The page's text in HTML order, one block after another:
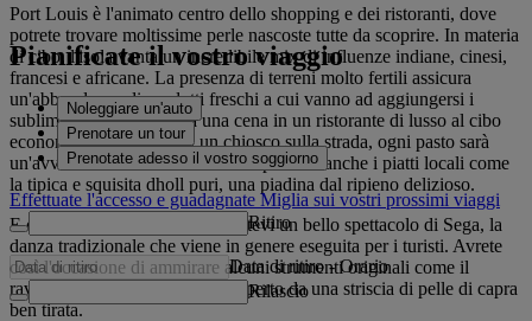
Port Louis è l'animato centro dello shopping e dei ristoranti, dove
potrete trovare moltissime perle nascoste tutte da scoprire. In materia
di cibo, l'isola vanta un incredibile mix di influenze indiane, cinesi,
francesi e africane. La presenza di terreni molto fertili assicura
un'abbondanza di prodotti freschi a cui vanno ad aggiungersi i
sublimi frutti di mare. Da una cena in un ristorante di lusso al cibo
economico e delizioso di un chiosco sulla strada, ogni pasto sarà
un'avventura. Non dimenticate di provare anche i piatti locali come
la tipica e squisita dholl puri, una piadina dal ripieno delizioso.
E quando vi sentirete sazi, godetevi un bello spettacolo di Sega, la
danza tradizionale che viene in genere eseguita per i turisti. Avrete
così l'occasione di ammirare alcuni strumenti originali come il
ravane, un cerchio di legno ricoperto da una striscia di pelle di capra
ben tirata.
Pianificate il vostro viaggio
Noleggiare un'auto
Prenotare un tour
Prenotate adesso il vostro soggiorno
Effettuate l'accesso e guadagnate Miglia sui vostri prossimi viaggi
Ritiro
Data di ritiro - Orario
Rilascio